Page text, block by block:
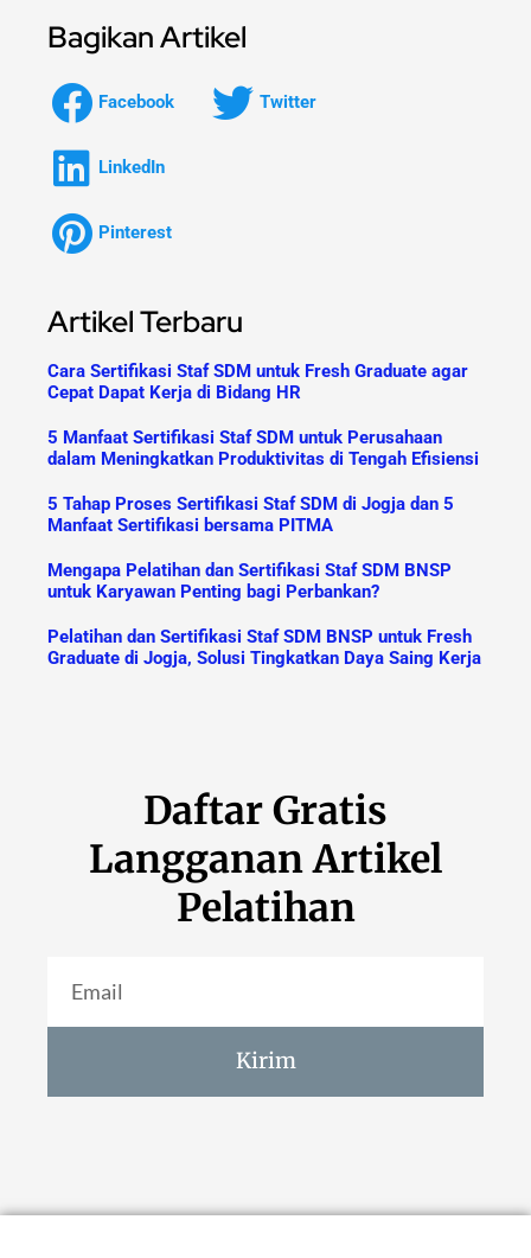
Bagikan Artikel
Facebook Twitter
LinkedIn
Pinterest
Artikel Terbaru
Cara Sertifikasi Staf SDM untuk Fresh Graduate agar
Cepat Dapat Kerja di Bidang HR
5 Manfaat Sertifikasi Staf SDM untuk Perusahaan
dalam Meningkatkan Produktivitas di Tengah Efisiensi
5 Tahap Proses Sertifikasi Staf SDM di Jogja dan 5
Manfaat Sertifikasi bersama PITMA
Mengapa Pelatihan dan Sertifikasi Staf SDM BNSP
untuk Karyawan Penting bagi Perbankan?
Pelatihan dan Sertifikasi Staf SDM BNSP untuk Fresh
Graduate di Jogja, Solusi Tingkatkan Daya Saing Kerja
Daftar Gratis
Langganan Artikel
Pelatihan
Kirim